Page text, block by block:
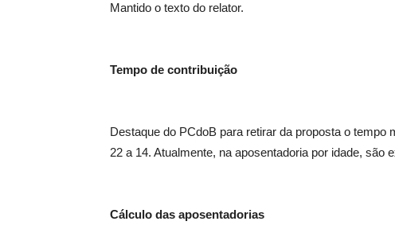
Mantido o texto do relator.
Tempo de contribuição
Destaque do PCdoB para retirar da proposta o tempo
22 a 14. Atualmente, na aposentadoria por idade, são
Cálculo das aposentadorias